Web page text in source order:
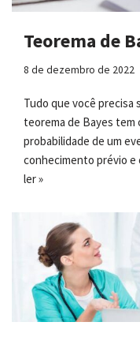
Teorema de
8 de dezembro de 2022
Tudo que você precisa
teorema de Bayes tem
probabilidade de um
conhecimento prévio
ler »